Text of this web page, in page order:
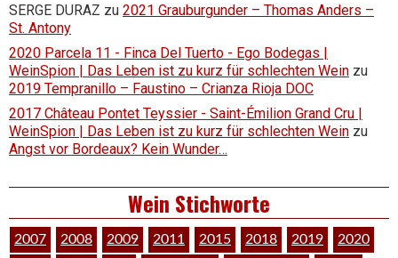
SERGE DURAZ zu 2021 Grauburgunder – Thomas Anders –
St. Antony
2020 Parcela 11 - Finca Del Tuerto - Ego Bodegas |
WeinSpion | Das Leben ist zu kurz für schlechten Wein zu
2019 Tempranillo – Faustino – Crianza Rioja DOC
2017 Château Pontet Teyssier - Saint-Émilion Grand Cru |
WeinSpion | Das Leben ist zu kurz für schlechten Wein zu
Angst vor Bordeaux? Kein Wunder…
Wein Stichworte
2007 2008 2009 2011 2015 2018 2019
2020